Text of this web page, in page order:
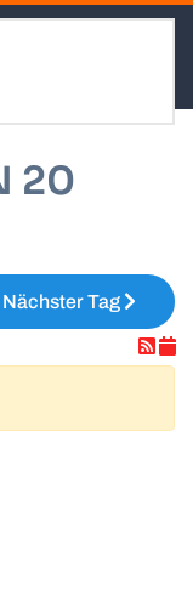
20
Nächster Tag